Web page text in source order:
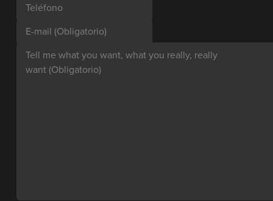
Teléfono
E-mail (Obligatorio)
Tell me what you want, what you really, really
want (Obligatorio)